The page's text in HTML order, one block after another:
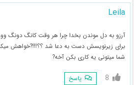
Leila
آرزو به دل موندن بخدا چرا هر وقت کانگ دونگ
برای زیرنویسش دست به دعا شد ؟؟!!!?خواهش
شما میتونی یه کاری بکن آخه?
8 پاسخ